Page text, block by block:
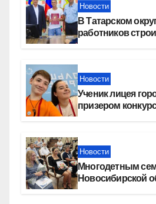
Новости
В Татарском
работников
Новости
Ученик лицея
призером
Новости
Многодетным
Новосибирской